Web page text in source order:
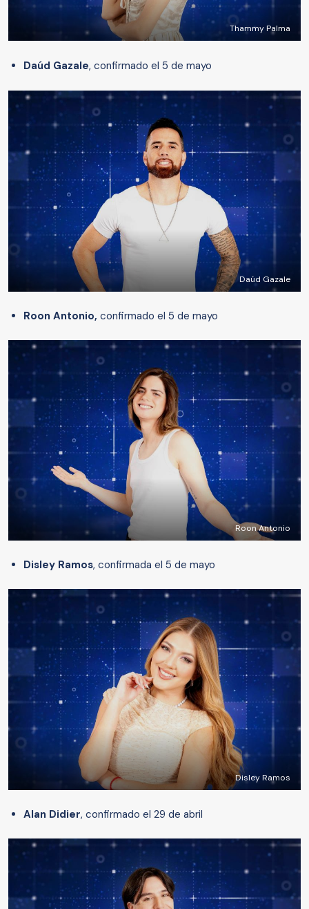
Thammy Palma
Daúd Gazale, confirmado el 5 de mayo
Daúd Gazale
Roon Antonio, confirmado el 5 de mayo
Roon Antonio
Disley Ramos, confirmada el 5 de mayo
Disley Ramos
Alan Didier, confirmado el 29 de abril